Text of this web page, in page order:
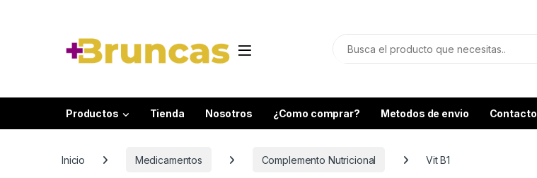
Productos Tienda Nosotros ¿Como comprar? Metodos de envio Contacto
Inicio Medicamentos Complemento Nutricional Vit B1